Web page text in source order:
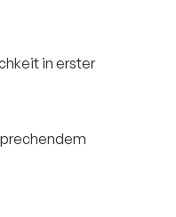
in erster